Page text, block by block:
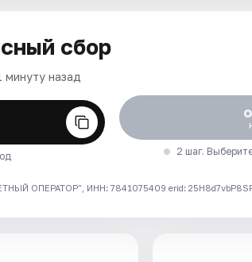
сбор
назад
2 шаг.
ОПЕРАТОР", ИНН: 7841075409 erid: